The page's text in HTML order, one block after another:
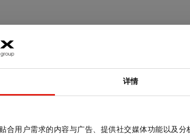
详情
合用户需求的内容与广告、提供社交媒体功能以及